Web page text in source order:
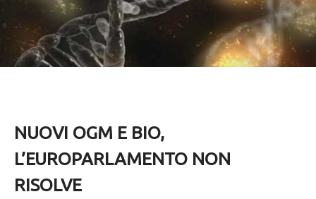
NUOVI OGM E BIO,
L’EUROPARLAMENTO NON
RISOLVE